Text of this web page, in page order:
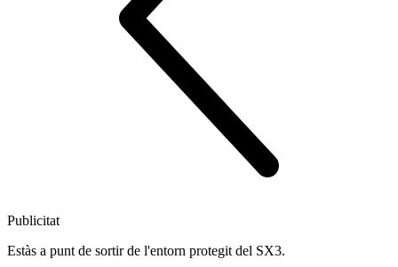
Publicitat
Estàs a punt de sortir de l'entorn protegit del SX3.